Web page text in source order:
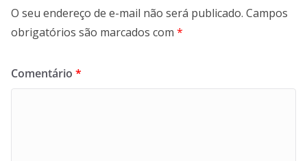
O seu endereço de e-mail não será publicado. Campos
obrigatórios são marcados com *
Comentário *